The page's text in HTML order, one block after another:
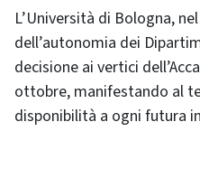
L’Università di Bologna,
dell’autonomia dei
decisione ai vertici
ottobre, manifestando al
disponibilità a ogni futura